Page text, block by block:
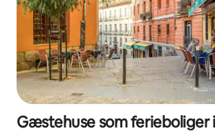
Gæstehuse som ferieboliger